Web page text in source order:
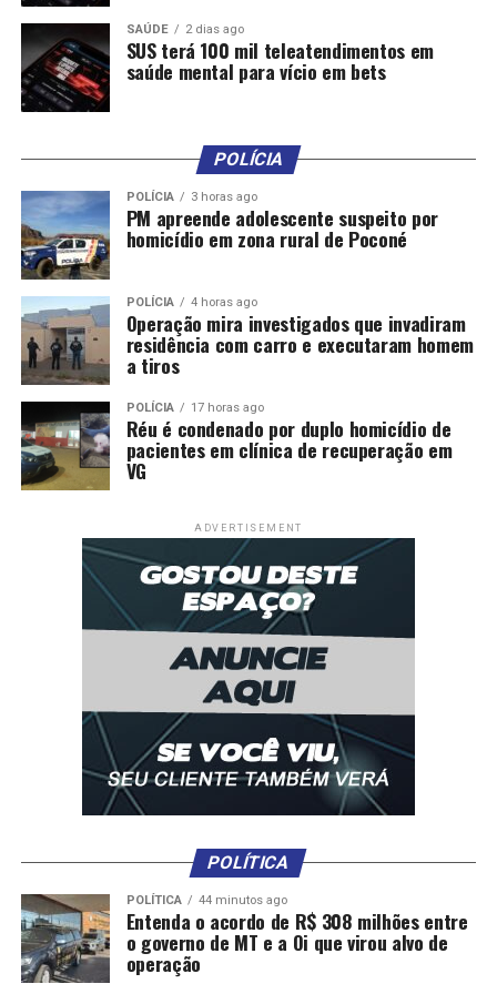
Justiça decreta prisão de professor de futebol suspeito
de abusar sexualmente de alunos
SAÚDE 2 dias ago
SUS terá 100 mil teleatendimentos em
saúde mental para vício em bets
POLÍCIA
POLÍCIA 3 horas ago
PM apreende adolescente suspeito por
homicídio em zona rural de Poconé
POLÍCIA 4 horas ago
Operação mira investigados que invadiram
residência com carro e executaram homem
a tiros
POLÍCIA 17 horas ago
Réu é condenado por duplo homicídio de
pacientes em clínica de recuperação em
VG
ADVERTISEMENT
POLÍTICA
POLÍTICA 44 minutos ago
Entenda o acordo de R$ 308 milhões entre
o governo de MT e a Oi que virou alvo de
operação